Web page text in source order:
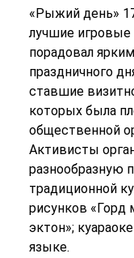
«Рыжий день»
лучшие игровые
порадовал
праздничного
ставшие
которых была
общественной
Активисты
разнообразную
традиционной
рисунков «Горд
эктон»;
языке.